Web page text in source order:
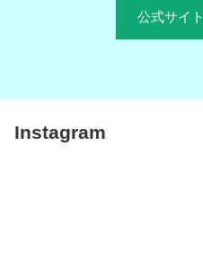
公式サイ
Instagram